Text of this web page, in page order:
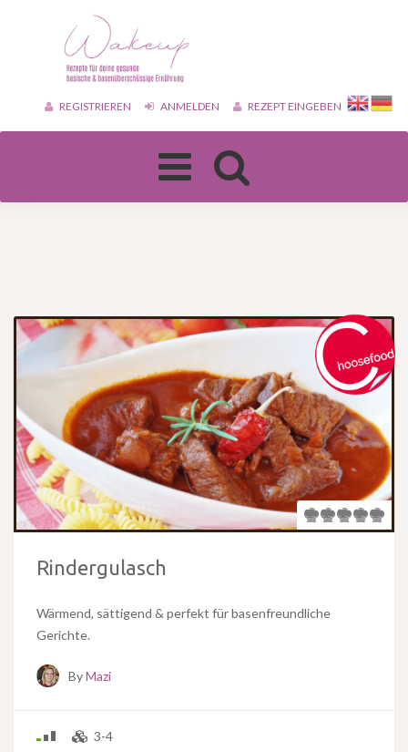
REGISTRIEREN ANMELDEN REZEPT EINGEBEN
Toggle
navigation
Rindergulasch
Wärmend, sättigend & perfekt für basenfreundliche
Gerichte.
ByMazi
3-4